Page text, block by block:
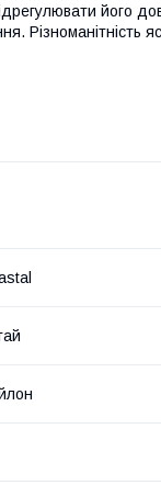
його
Різноманітність